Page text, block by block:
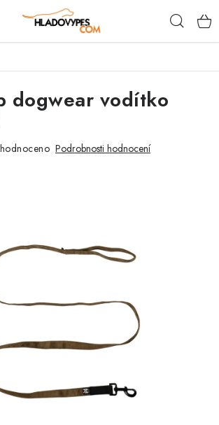
BOXY
dogwear vodítko
Podrobnosti hodnocení